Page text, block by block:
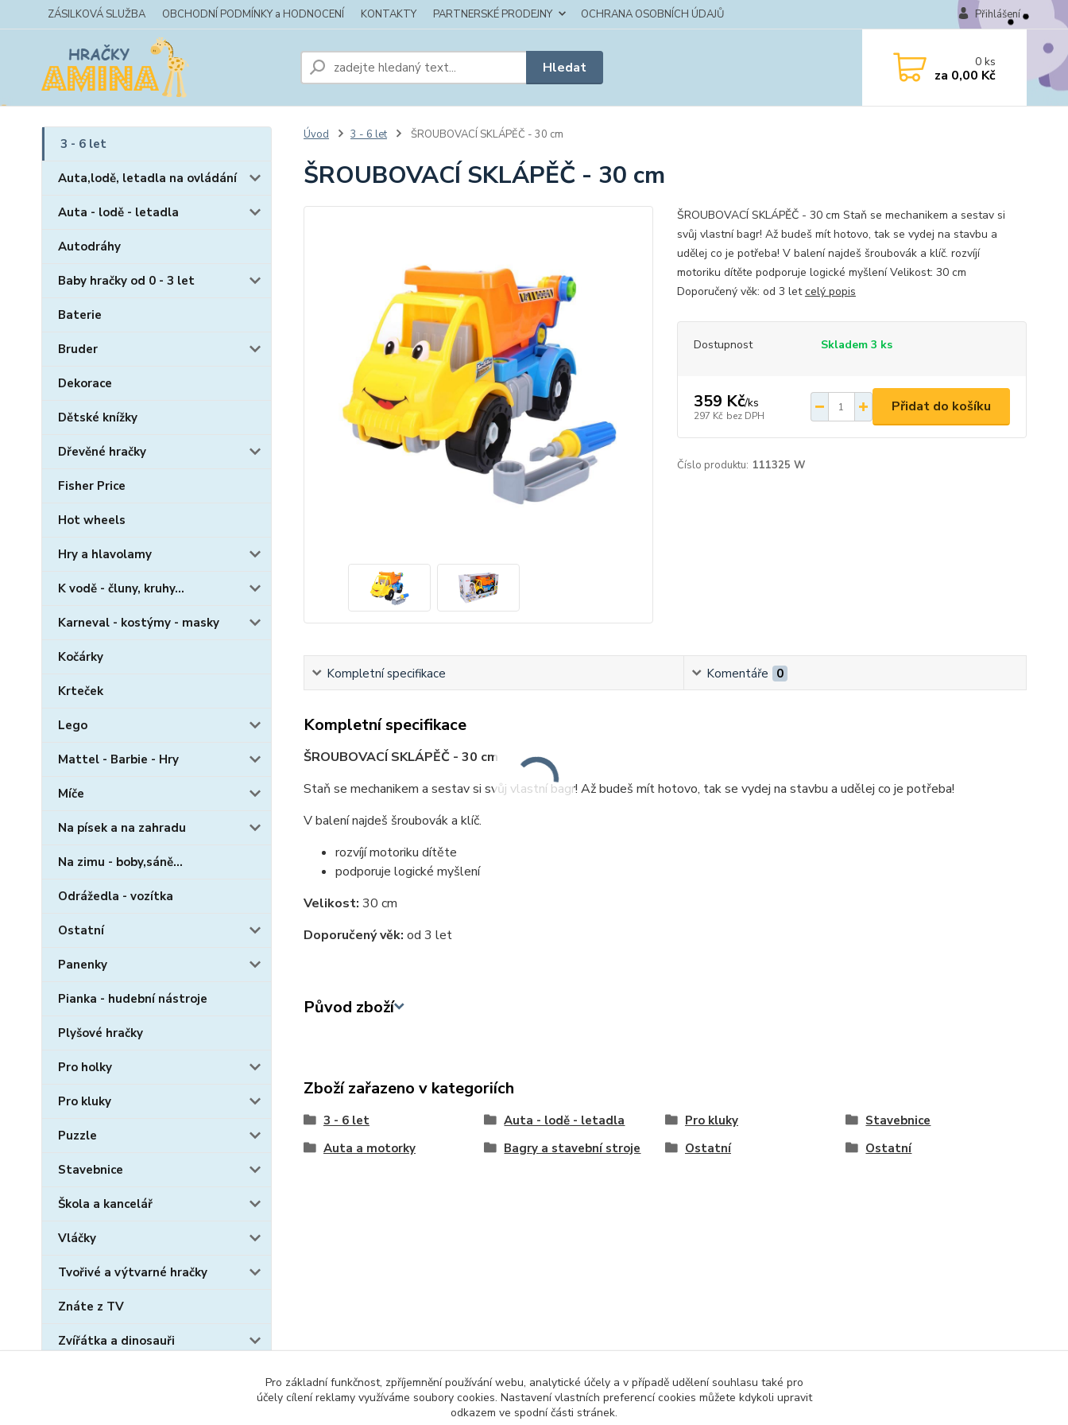
ZÁSILKOVÁ SLUŽBA OBCHODNÍ PODMÍNKY a HODNOCENÍ KONTAKTY PARTNERSKÉ PRODEJNY OCHRANA OSOBNÍCH ÚDAJŮ Přihlášení
Hledat 0ks
za 0,00 Kč
3 - 6 let
Auta,lodě, letadla na ovládání
Auta - lodě - letadla
Autodráhy
Baby hračky od 0 - 3 let
Baterie
Bruder
Dekorace
Dětské knížky
Dřevěné hračky
Fisher Price
Hot wheels
Hry a hlavolamy
K vodě - čluny, kruhy...
Karneval - kostýmy - masky
Kočárky
Krteček
Lego
Mattel - Barbie - Hry
Míče
Na písek a na zahradu
Na zimu - boby,sáně...
Odrážedla - vozítka
Ostatní
Panenky
Pianka - hudební nástroje
Plyšové hračky
Pro holky
Pro kluky
Puzzle
Stavebnice
Škola a kancelář
Vláčky
Tvořivé a výtvarné hračky
Znáte z TV
Zvířátka a dinosauři
Úvod 3 - 6 let ŠROUBOVACÍ SKLÁPĚČ - 30 cm
ŠROUBOVACÍ SKLÁPĚČ - 30 cm
ŠROUBOVACÍ SKLÁPĚČ - 30 cm Staň se mechanikem a sestav si
svůj vlastní bagr! Až budeš mít hotovo, tak se vydej na stavbu a
udělej co je potřeba! V balení najdeš šroubovák a klíč. rozvíjí
motoriku dítěte podporuje logické myšlení Velikost: 30 cm
Doporučený věk: od 3 letcelý popis
Dostupnost Skladem 3 ks
359 Kč/ks
297 Kč bez DPH
Přidat do košíku
Číslo produktu: 111325 W
Kompletní specifikace Komentáře 0
Kompletní specifikace
ŠROUBOVACÍ SKLÁPĚČ - 30 cm
Staň se mechanikem a sestav si svůj vlastní bagr! Až budeš mít hotovo, tak se vydej na stavbu a udělej co je potřeba!
V balení najdeš šroubovák a klíč.
rozvíjí motoriku dítěte
podporuje logické myšlení
Velikost: 30 cm
Doporučený věk: od 3 let
Původ zboží
Zboží zařazeno v kategoriích
3 - 6 let Auta - lodě - letadla Pro kluky
Stavebnice
Auta a motorky
Bagry a stavební stroje Ostatní Ostatní
Pro základní funkčnost, zpříjemnění používání webu, analytické účely a v případě udělení souhlasu také pro
účely cílení reklamy využíváme soubory cookies. Nastavení vlastních preferencí cookies můžete kdykoli upravit
odkazem ve spodní části stránek.